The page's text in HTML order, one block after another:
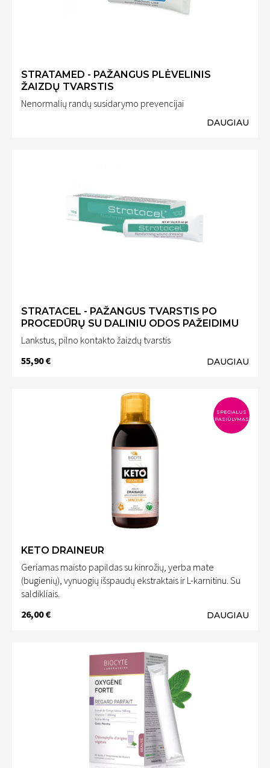
STRATAMED - PAŽANGUS PLĖVELINIS
ŽAIZDŲ TVARSTIS
Nenormalių randų susidarymo prevencijai
DAUGIAU
STRATACEL - PAŽANGUS TVARSTIS PO
PROCEDŪRŲ SU DALINIU ODOS PAŽEIDIMU
Lankstus, pilno kontakto žaizdų tvarstis
55,90 €
DAUGIAU
SPECIALUS
PASIŪLYMAS
KETO DRAINEUR
Geriamas maisto papildas su kinrožių, yerba mate
(bugienių), vynuogių išspaudų ekstraktais ir L-karnitinu. Su
saldikliais.
26,00 €
DAUGIAU